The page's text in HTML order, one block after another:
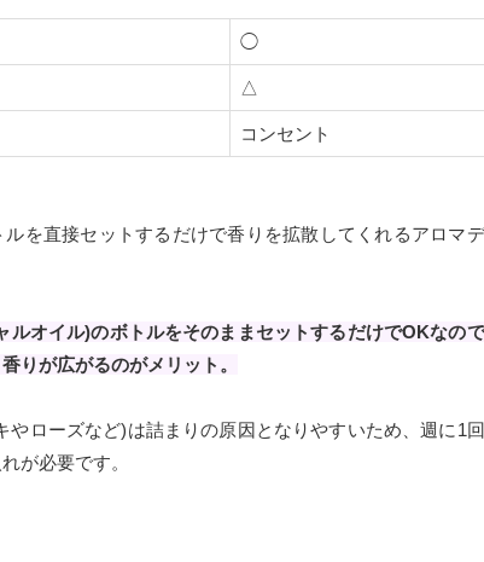
◯
△
コンセント
を直接セットするだけで香りを拡散してくれるアロマ
ルオイル)のボトルをそのままセットするだけでOKなの
りが広がるのがメリット。
やローズなど)は詰まりの原因となりやすいため、週に1
が必要です。